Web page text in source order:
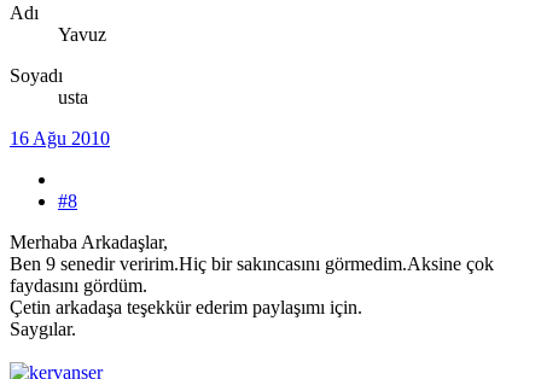
Adı
Yavuz
Soyadı
usta
16 Ağu 2010
#8
Merhaba Arkadaşlar,
Ben 9 senedir veririm.Hiç bir sakıncasını görmedim.Aksine çok
faydasını gördüm.
Çetin arkadaşa teşekkür ederim paylaşımı için.
Saygılar.